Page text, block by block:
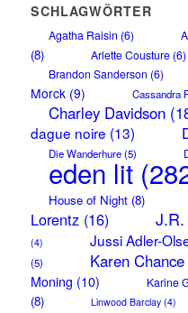
SCHLAGWÖRTER
Agatha Raisin (6)
(8)
Arlette Cousture(6)
Brandon Sanderson (6)
Morck(9) Cassandra
Charley Davidson
dague noire (13)
Die Wanderhure(5)
eden lit
House of Night(8)
Lorentz(16)
(4)
Jussi Adler-
(5)
Karen Chance
Moning (10) Karine
(8)
Linwood Barclay(4)